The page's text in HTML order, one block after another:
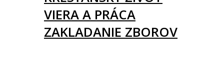
VIERA A PRÁCA
ZAKLADANIE ZBOROV